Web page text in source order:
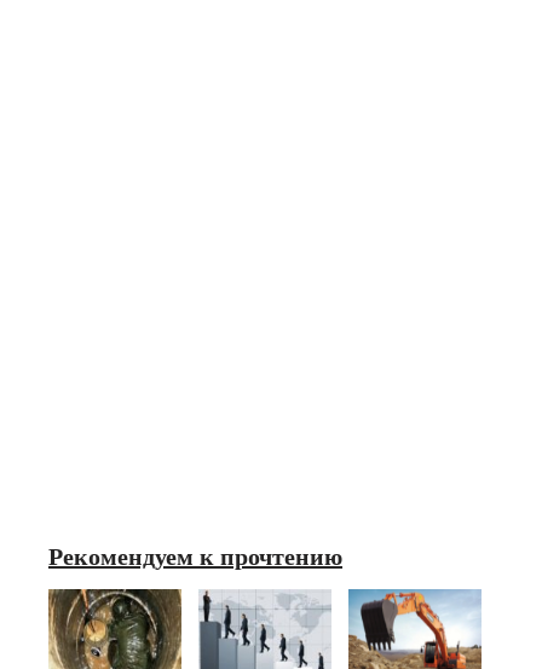
Рекомендуем к прочтению